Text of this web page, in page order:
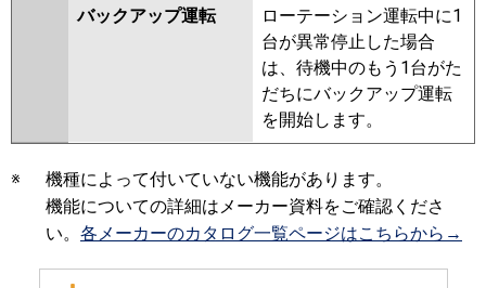
バックアップ運転
ローテーション運転中に1
台が異常停止した場合
は、待機中のもう1台がた
だちにバックアップ運転
を開始します。
※
機種によって付いていない機能があります。
機能についての詳細はメーカー資料をご確認くださ
い。 各メーカーのカタログ一覧ページはこちらから→